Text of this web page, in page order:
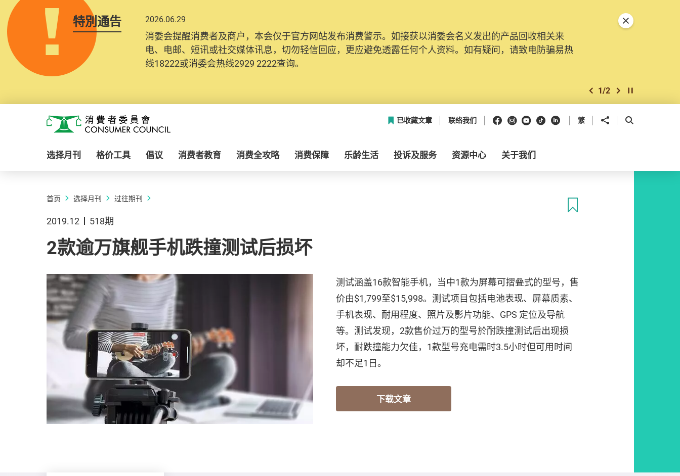
特別通告 2026.06.29
消委会提醒消费者及商户，本会仅于官方网站发布消费警示。如接获以消委会名义发出的产品回收相关来
电、电邮、短讯或社交媒体讯息，切勿轻信回应，更应避免透露任何个人资料。如有疑问，请致电防骗易热
线18222或消委会热线2929 2222查询。
上一个
1/2 下一个开始/暂停幻灯
关闭特別通告
消费者委员会
已收藏文章 联络我们 Facebook
Instagram
Youtube
抖音领英 繁 分享到 开启搜寻框
选择月刊 格价工具 倡议 消费者教育 消费全攻略 消费保障 乐龄生活 投诉及服务 资源中心 关于我们
首页 选择月刊 过往期刊
2019.12 518期
2款逾万旗舰手机跌撞测试后损坏
测试涵盖16款智能手机，当中1款为屏幕可摺叠式的型号，售
价由$1,799至$15,998。测试项目包括电池表现、屏幕质素、
手机表现、耐用程度、照片及影片功能、GPS 定位及导航
等。测试发现，2款售价过万的型号於耐跌撞测试后出现损
坏，耐跌撞能力欠佳，1款型号充电需时3.5小时但可用时间
却不足1日。
下载文章